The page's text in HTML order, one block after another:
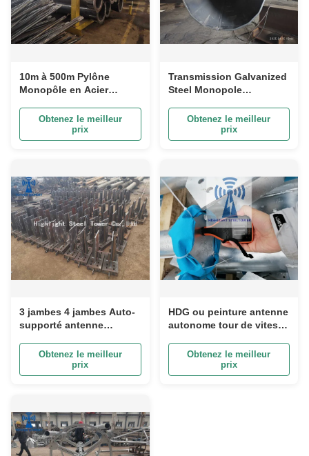
10m à 500m Pylône
Monopôle en Acier
Télécommunications ou
Transport d'Électricité
Obtenez le meilleur
prix
Transmission Galvanized
Steel Monopole
Bolt Connection
Obtenez le meilleur
prix
3 jambes 4 jambes Auto-
supporté antenne
montage des supports
pour les mâts de type
Obtenez le meilleur
prix
HDG ou peinture antenne
autonome tour de vitesse
d'antenne
Obtenez le meilleur
prix